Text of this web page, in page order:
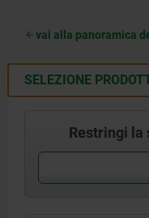
vai alla panoramica
SELEZIONE
Restringi la